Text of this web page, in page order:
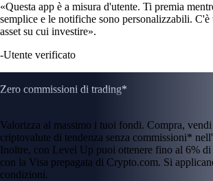
«Questa app è a misura d'utente. Ti premia
semplice e le notifiche sono personalizzabili. C'è
asset su cui investire».
-Utente verificato
Zero commissioni di trading*
Valorizza al massimo i tuoi fondi. Compra,
criptovalute di tendenza senza commissioni*
Inoltre, con Level Up puoi ottenere fino al 6%
con la Visa prepagata di Crypto.com. Si
condizioni.